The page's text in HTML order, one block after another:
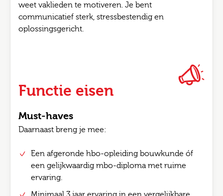
weet vaklieden te motiveren. Je bent
communicatief sterk, stressbestendig en
oplossingsgericht.
Functie eisen
Must-haves
Daarnaast breng je mee:
Een afgeronde hbo-opleiding bouwkunde óf
een gelijkwaardig mbo-diploma met ruime
ervaring.